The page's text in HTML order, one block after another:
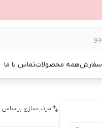
سفارشهمه محصولاتتماس با ما
مرتب‌سازی براساس: